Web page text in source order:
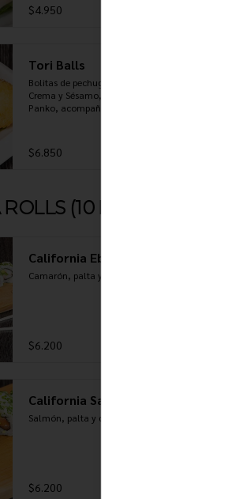
$4.950
Tori Balls
Bolitas de pechuga de Pollo, Queso
Crema y Sésamo, apanadas en
Panko, acompañadas de salsa
$6.850
(10 PIEZAS)
California Ebi Cheese
Camarón, palta y queso crema
$6.200
California Sake Cheese
Salmón, palta y queso crema
$6.200